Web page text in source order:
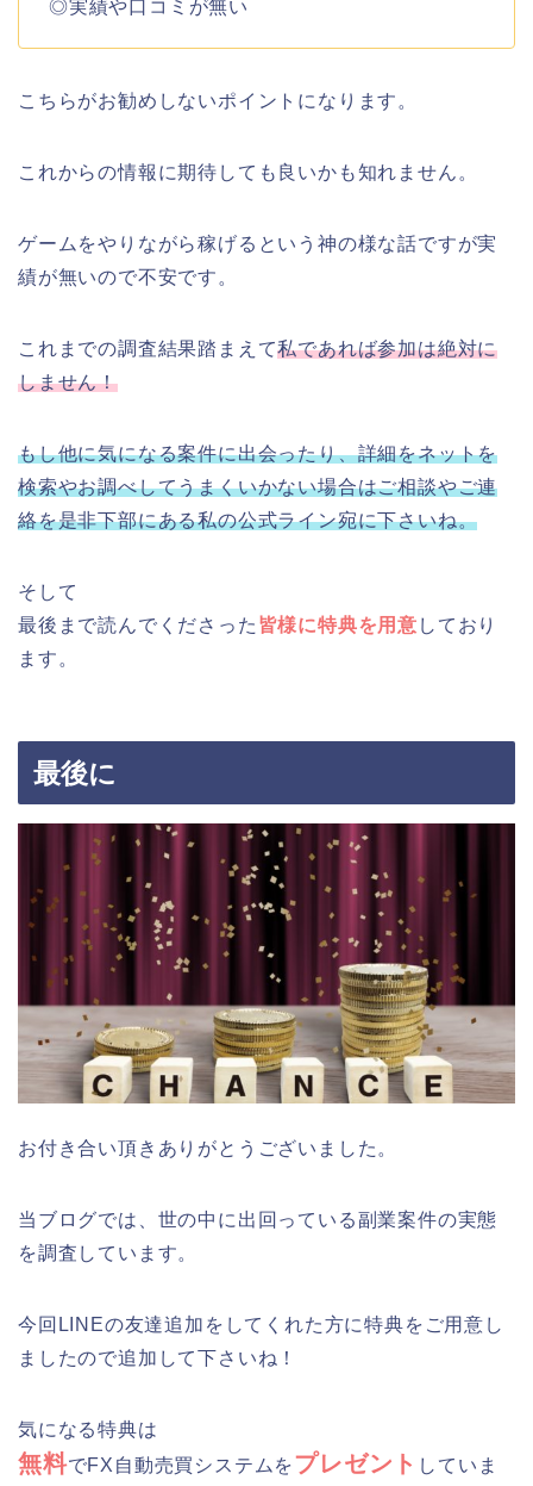
◎実績や口コミが無い
こちらがお勧めしないポイントになります。
これからの情報に期待しても良いかも知れません。
ゲームをやりながら稼げるという神の様な話ですが実
績が無いので不安です。
これまでの調査結果踏まえて私であれば参加は絶対に
しません！
もし他に気になる案件に出会ったり、詳細をネットを
検索やお調べしてうまくいかない場合はご相談やご連
絡を是非下部にある私の公式ライン宛に下さいね。
そして
最後まで読んでくださった 皆様に特典を用意 しており
ます。
最後に
お付き合い頂きありがとうございました。
当ブログでは、世の中に出回っている副業案件の実態
を調査しています。
今回LINEの友達追加をしてくれた方に特典をご用意し
ましたので追加して下さいね！
気になる特典は
無料でFX自動売買システムをプレゼント していま